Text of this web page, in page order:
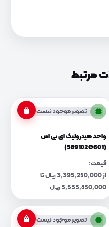
مرتبط
تصویر موجود نیست
واحد هیدرولیک ای بی اس
(589102G601)
قیمت:
از 3,395,250,000 ریال تا
3,533,830,000 ریال
تصویر موجود نیست